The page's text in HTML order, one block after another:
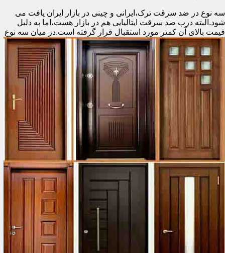
سه نوع در ضد سرقت ترک،ایرانی و چینی در بازار ایران یافت می
شود.البته درب ضد سرقت ایتالیایی هم در بازار هست،اما به دلیل
قیمت بالای آن کمتر مورد استقبال قرار گرفته است.در میان سه نوع